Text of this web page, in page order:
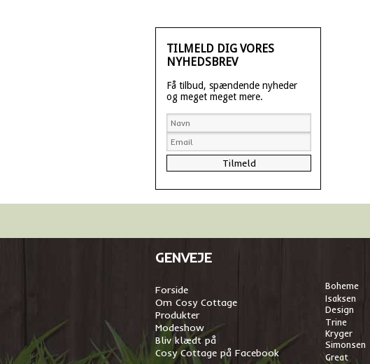
TILMELD DIG VORES
NYHEDSBREV
Få tilbud, spændende nyheder
og meget meget mere.
GENVEJE
Forside
Om Cosy Cottage
Produkter
Modeshow
Bliv klædt på
Cosy Cottage på Facebook
Boheme
Isaksen
Design
Trine
Kryger
Simonsen
Great